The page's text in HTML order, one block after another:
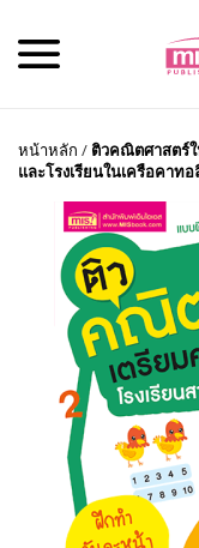
หน้าหลัก / ติวคณิตศาสตร์ใ
และโรงเรียนในเครือคาท